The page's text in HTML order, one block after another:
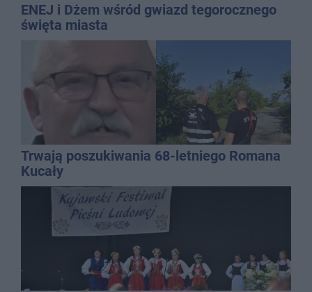
ENEJ i Dżem wśród gwiazd tegorocznego
święta miasta
Trwają poszukiwania 68-letniego Romana
Kucały